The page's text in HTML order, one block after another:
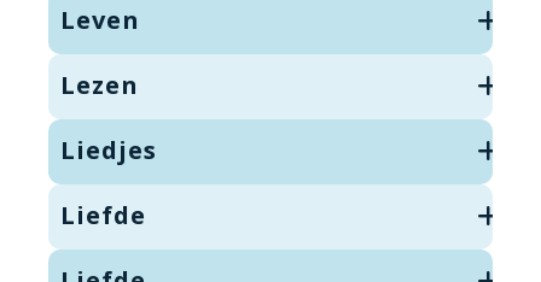
Leven
Lezen
Liedjes
Liefde